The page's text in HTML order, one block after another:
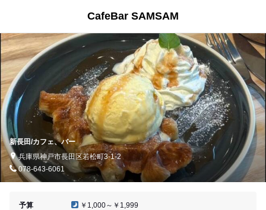
CafeBar SAMSAM
新長田/カフェ、バー
兵庫県神戸市長田区若松町3-1-2
078-643-6061
予算
￥1,000～￥1,999